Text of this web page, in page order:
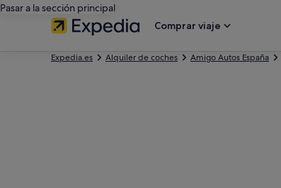
Pasar a la sección principal
Comprar viaje
Expedia.es Alquiler de coches Amigo Autos España